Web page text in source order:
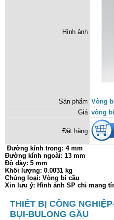
Hình ảnh
Sản phẩm Vòng
Giá vòng
Đặt hàng
Đường kính trong: 4 mm
Đường kính ngoài: 13 mm
Độ dày: 5 mm
Khối lượng: 0.0031 kg
Chủng loại: Vòng bi cầu
Xin lưu ý: Hình ảnh SP chỉ mang
THIẾT BỊ CÔNG
BỤI-BULONG GẦU